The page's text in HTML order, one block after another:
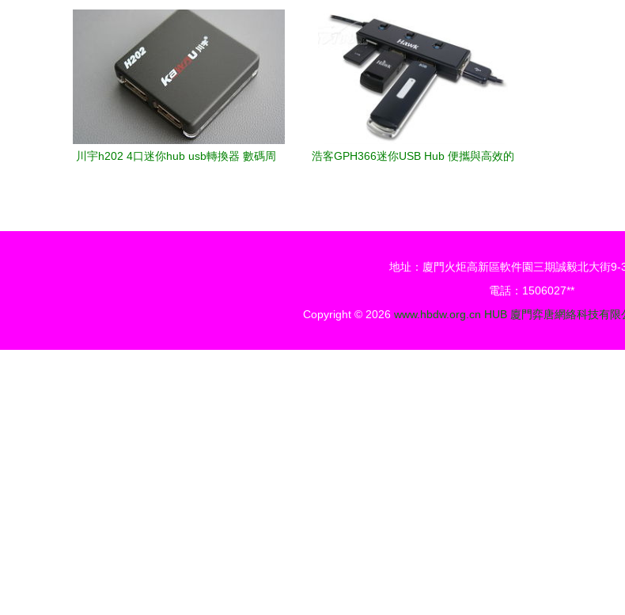
川宇h202 4口迷你hub usb轉換器 數碼周
浩客GPH366迷你USB Hub 便攜與高效的
地址：廈門火炬高新區軟件園三期誠毅北大街9-
電話：1506027**
Copyright © 2026 www.hbdw.org.cn HUB 廈門弈唐網絡科技有限